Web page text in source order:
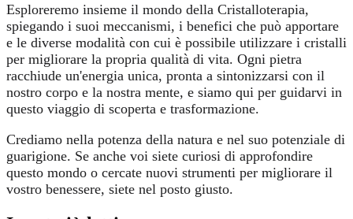
Esploreremo insieme il mondo della Cristalloterapia,
spiegando i suoi meccanismi, i benefici che può apportare
e le diverse modalità con cui è possibile utilizzare i cristalli
per migliorare la propria qualità di vita. Ogni pietra
racchiude un'energia unica, pronta a sintonizzarsi con il
nostro corpo e la nostra mente, e siamo qui per guidarvi in
questo viaggio di scoperta e trasformazione.
Crediamo nella potenza della natura e nel suo potenziale di
guarigione. Se anche voi siete curiosi di approfondire
questo mondo o cercate nuovi strumenti per migliorare il
vostro benessere, siete nel posto giusto.